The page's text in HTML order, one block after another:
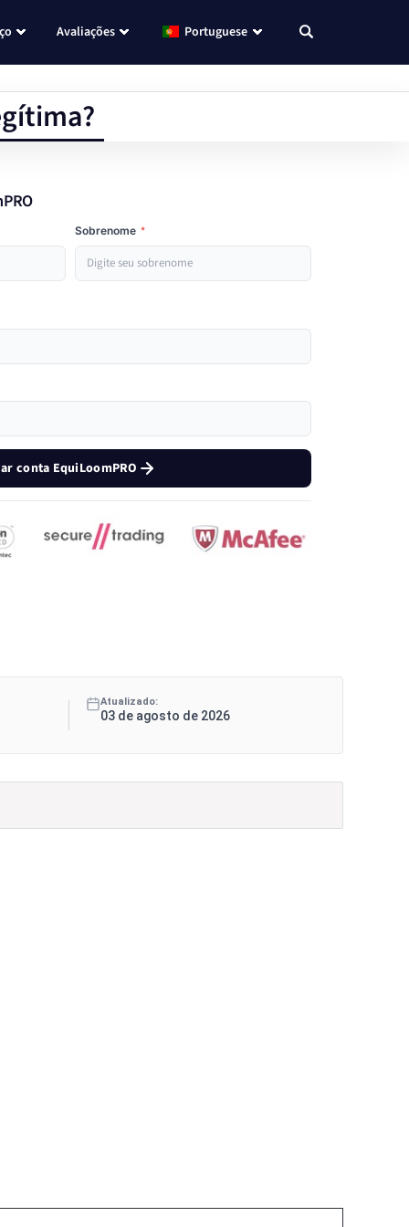
Avaliações Portuguese
Sobrenome *
conta EquiLoomPRO
Atualizado:
03 de agosto de 2026